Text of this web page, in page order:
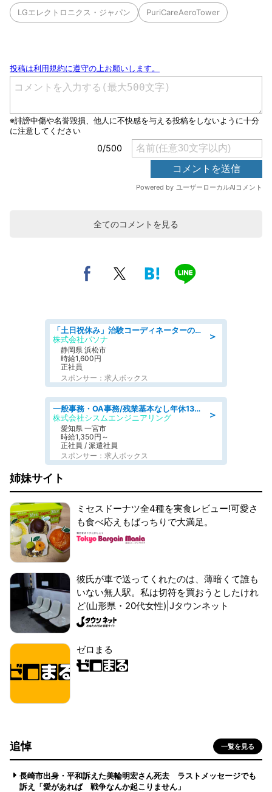
LGエレクトロニクス・ジャパン PuriCareAeroTower
全てのコメントを見る
＞
「土日祝休み」治験コーディネーターのお仕事/未経験OK
株式会社パソナ
静岡県 浜松市
時給1,600円
正社員
スポンサー：求人ボックス
＞
一般事務・OA事務/残業基本なし年休130日社保完備の一般・調達事務
株式会社シスムエンジニアリング
愛知県 一宮市
時給1,350円～
正社員 / 派遣社員
スポンサー：求人ボックス
姉妹サイト
ミセスドーナツ全4種を実食レビュー!可愛さ
も食べ応えもばっちりで大満足。
彼氏が車で送ってくれたのは、薄暗くて誰も
いない無人駅。私は切符を買おうとしたけれ
ど(山形県・20代女性)|Jタウンネット
ゼロまる
追悼 一覧を見る
長崎市出身・平和訴えた美輪明宏さん死去 ラストメッセージでも
訴え「愛があれば 戦争なんか起こりません」